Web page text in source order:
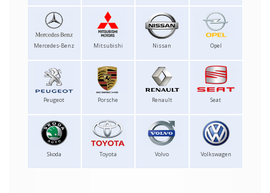
Mercedes-Benz Mitsubishi Nissan Opel
Peugeot Porsche Renault Seat
Skoda Toyota Volvo Volkswagen